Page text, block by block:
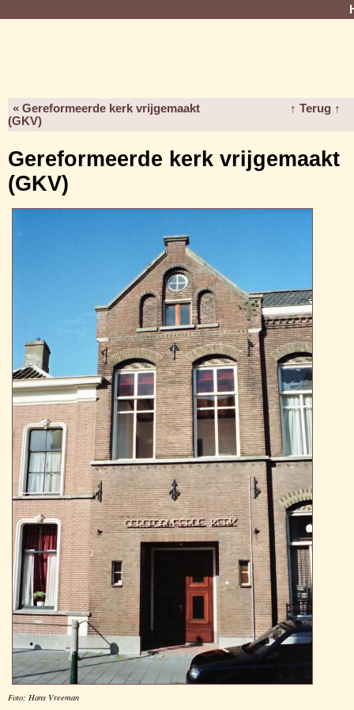
« Gereformeerde kerk vrijgemaakt
(GKV)
↑ Terug ↑
Gereformeerde kerk vrijgemaakt
(GKV)
Foto: Hans Vreeman